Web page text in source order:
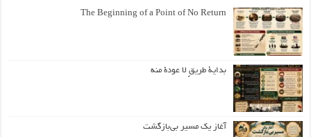
The Beginning of a Point of No Return
بداية طريقٍ لا عودة منه
آغاز یک مسیر بی‌بازگشت